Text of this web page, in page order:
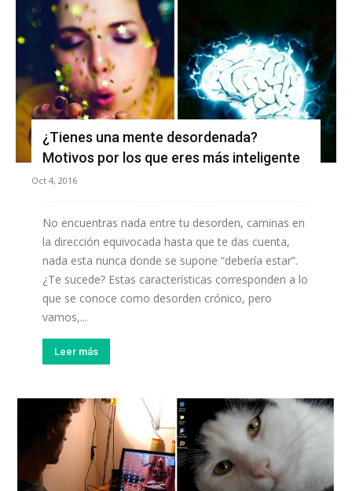
¿Tienes una mente desordenada?
Motivos por los que eres más inteligente
Oct 4, 2016
No encuentras nada entre tu desorden, caminas en
la dirección equivocada hasta que te das cuenta,
nada esta nunca donde se supone “debería estar”.
¿Te sucede? Estas características corresponden a lo
que se conoce como desorden crónico, pero
vamos,...
Leer más